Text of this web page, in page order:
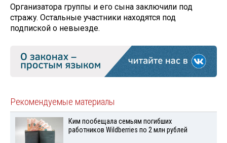
Организатора группы и его сына заключили под
стражу. Остальные участники находятся под
подпиской о невыезде.
Рекомендуемые материалы
Ким пообещала семьям погибших
работников Wildberries по 2 млн рублей